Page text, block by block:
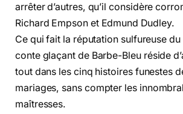
arrêter d’autres, qu’il considère
Richard Empson et Edmund Dudley.
Ce qui fait la réputation sulfureuse
conte glaçant de Barbe-Bleu réside
tout dans les cinq histoires funestes
mariages, sans compter les
maîtresses.